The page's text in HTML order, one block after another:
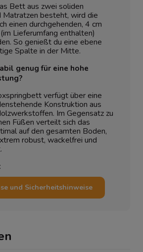
Bett aus zwei soliden
Matratzen besteht, wird die
einen durchgehenden, 4 cm
Lieferumfang enthalten)
So genießt du eine ebene
Spalte in der Mitte.
genug für eine hohe
verfügt über eine
Konstruktion aus
Im Gegensatz zu
Füßen verteilt sich das
auf den gesamten Boden,
robust, wackelfrei und
und Sicherheitshinweise